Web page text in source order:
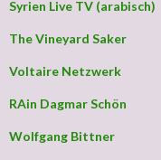
Syrien Live TV (arabisch)
The Vineyard Saker
Voltaire Netzwerk
RAin Dagmar Schön
Wolfgang Bittner